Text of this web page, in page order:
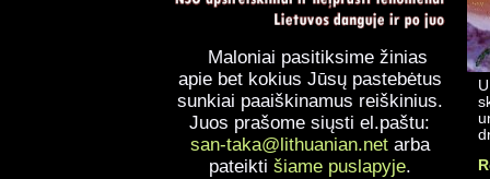
Maloniai pasitiksime žinias
apie bet kokius Jūsų pastebėtus
sunkiai paaiškinamus reiškinius.
Juos prašome siųsti el.paštu:
san-taka@lithuanian.netarba
pateikti šiame puslapyje.